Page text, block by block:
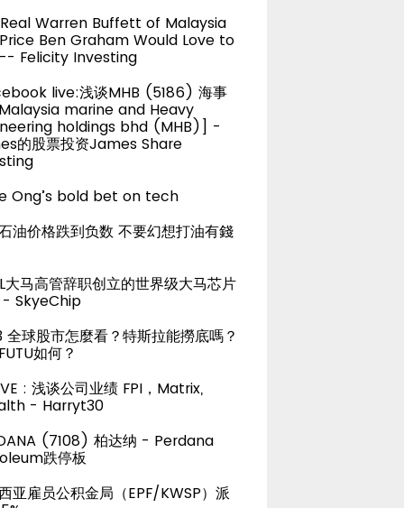
Warren Buffett of Malaysia
Ben Graham Would Love to
Felicity Investing
live:浅谈MHB (5186) 海事
marine and Heavy
holdings bhd (MHB)] -
的股票投资James Share
Ong’s bold bet on tech
油价格跌到负数 不要幻想打油有錢
大马高管辞职创立的世界级大马芯片
- SkyeChip
全球股市怎麼看？特斯拉能撈底嗎？
如何？
: 浅谈公司业绩 FPI，Matrix,
- Harryt30
(7108) 柏达纳 - Perdana
跌停板
亚雇员公积金局（EPF/KWSP）派